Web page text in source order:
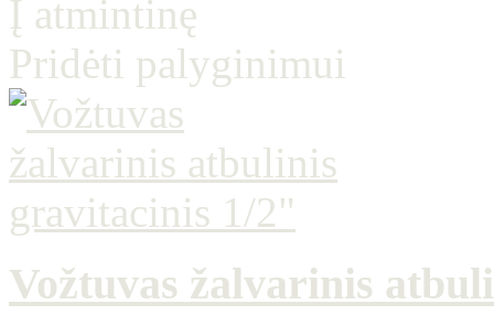
Į atmintinę
Pridėti palyginimui
Vožtuvas žalvarinis